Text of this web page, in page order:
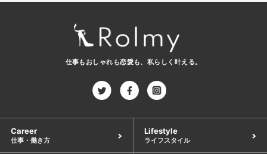
仕事もおしゃれも恋愛も、 私らしく叶える。
Career
仕事・働き方
Lifestyle
ライフスタイル